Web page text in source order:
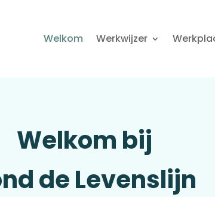
Welkom Werkwijzer
Welkom bij
de Levenslijn